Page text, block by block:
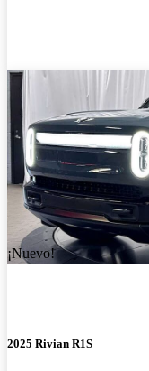
¡Nuevo!
2025 Rivian R1S